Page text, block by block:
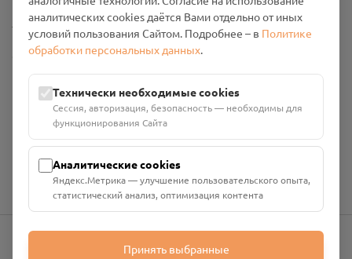
Настройки cookies
Общество с ограниченной ответственностью «Смоленский
Проект Помним»
ИНН: 6700029207 ОГРН: 1256700001986
Юридический адрес: 216790, Смоленская область, р-н
Руднянский, г. Рудня, улица Западная, д. 26А, пом. 18
Номер счёта: 40702810901130004287 в АО "АЛЬФА-БАНК"
аналитических cookies даётся Вами отдельно от иных
условий пользования Сайтом. Подробнее – в Политике
обработки персональных данных.
Технически необходимые cookies
Сессия, авторизация, безопасность — необходимы для
функционирования Сайта
Аналитические cookies
Яндекс.Метрика — улучшение пользовательского опыта,
статистический анализ, оптимизация контента
Принять выбранные